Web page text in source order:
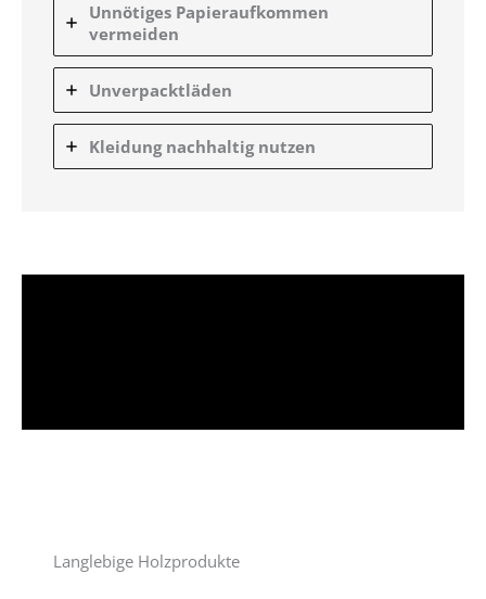
Unnötiges Papieraufkommen
vermeiden
Unverpacktläden
Kleidung nachhaltig nutzen
Langlebige Holzprodukte